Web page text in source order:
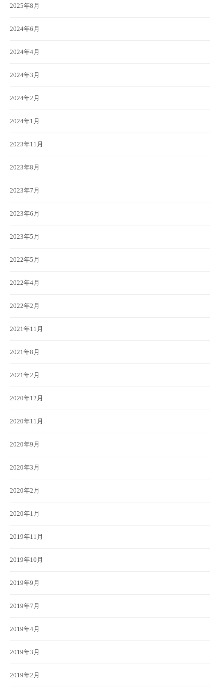
2025年8月
2024年6月
2024年4月
2024年3月
2024年2月
2024年1月
2023年11月
2023年8月
2023年7月
2023年6月
2023年5月
2022年5月
2022年4月
2022年2月
2021年11月
2021年8月
2021年2月
2020年12月
2020年11月
2020年9月
2020年3月
2020年2月
2020年1月
2019年11月
2019年10月
2019年9月
2019年7月
2019年4月
2019年3月
2019年2月